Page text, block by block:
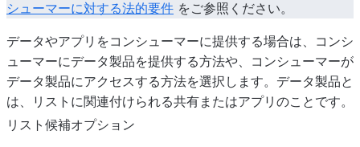
シューマーに対する法的要件 をご参照ください。
データやアプリをコンシューマーに提供する場合は、コンシ
ューマーにデータ製品を提供する方法や、コンシューマーが
データ製品にアクセスする方法を選択します。データ製品と
は、リストに関連付けられる共有またはアプリのことです。
リスト候補オプション